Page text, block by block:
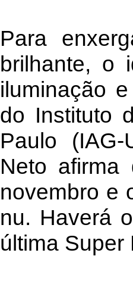
Para
brilhante, o
iluminação
do Instituto
Paulo
Neto
novembro e
nu. Haverá
última Super